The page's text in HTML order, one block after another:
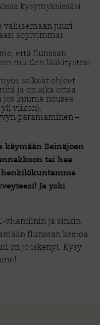
kysymyksissäsi:
valitsemaan juuri
sopivimmat
että flunssan
muiden lääkitystesi
selkeät ohjeet
ja on aika ottaa
kuume nousee
viikon).
parantaminen –
käymään Seinäjoen
tai hae
Ja yski
vitamiinin ja sinkin
flunssan kestoa
on jo iskenyt. Kysy